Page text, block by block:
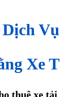
Dịch
Xe
thuê xe